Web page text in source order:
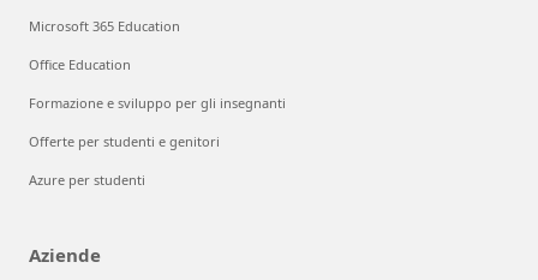
Microsoft 365 Education
Office Education
Formazione e sviluppo per gli insegnanti
Offerte per studenti e genitori
Azure per studenti
Aziende